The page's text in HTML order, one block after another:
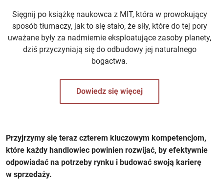
Sięgnij po książkę naukowca z MIT, która w prowokujący
sposób tłumaczy, jak to się stało, że siły, które do tej pory
uważane były za nadmiernie eksploatujące zasoby planety,
dziś przyczyniają się do odbudowy jej naturalnego
bogactwa.
Dowiedz się więcej
Przyjrzymy się teraz czterem kluczowym kompetencjom,
które każdy handlowiec powinien rozwijać, by efektywnie
odpowiadać na potrzeby rynku i budować swoją karierę
w sprzedaży.